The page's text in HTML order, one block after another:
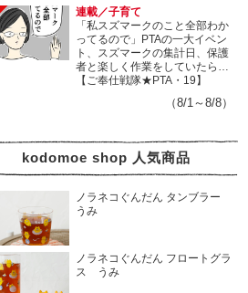
連載／子育て
「私スズマークのこと全部わか
ってるので」PTAの一大イベン
ト、スズマークの集計日、保護
者と楽しく作業をしていたら…
【ご奉仕戦隊★PTA・19】
（8/1～8/8）
kodomoe shop 人気商品
ノラネコぐんだん タンブラー
うみ
ノラネコぐんだん フロートグラ
ス うみ